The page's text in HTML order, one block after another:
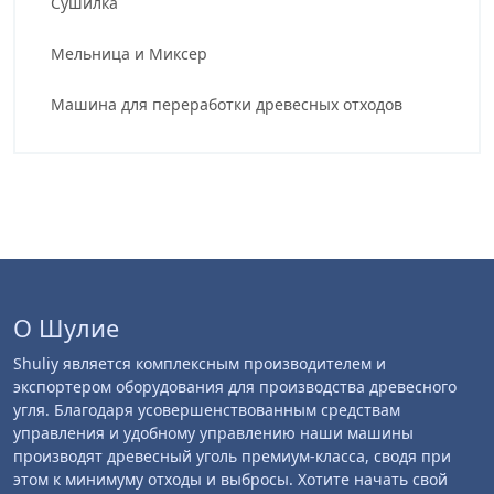
Мельница и Миксер
Машина для переработки древесных отходов
О Шулие
Shuliy является комплексным производителем и
экспортером оборудования для производства древесного
угля. Благодаря усовершенствованным средствам
управления и удобному управлению наши машины
производят древесный уголь премиум-класса, сводя при
этом к минимуму отходы и выбросы. Хотите начать свой